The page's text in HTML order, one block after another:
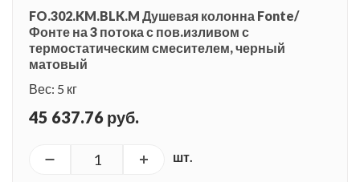
FO.302.KM.BLK.M Душевая колонна Fonte/
Фонте на 3 потока с пов.изливом с
термостатическим смесителем, черный
матовый
Вес: 5 кг
45 637.76 руб.
шт.